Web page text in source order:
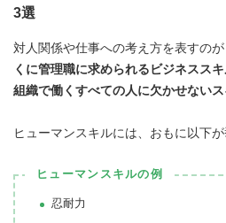
3選
対人関係や仕事への考え方を表すのが
くに管理職に求められるビジネスス
組織で働くすべての人に欠かせない
ヒューマンスキルには、おもに以下が
ヒューマンスキルの例
忍耐力